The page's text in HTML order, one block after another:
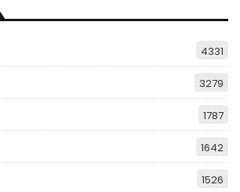
4331
3279
1787
1642
1526